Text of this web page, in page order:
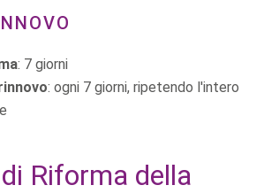
: 7 giorni
: ogni 7 giorni, ripetendo l'intero
Riforma della